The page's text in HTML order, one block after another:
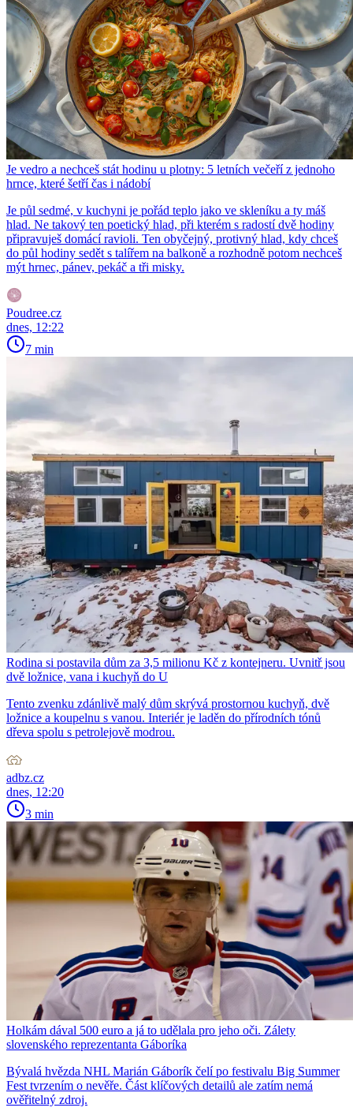
Je vedro a nechceš stát hodinu u plotny: 5 letních večeří z jednoho
hrnce, které šetří čas i nádobí
Je půl sedmé, v kuchyni je pořád teplo jako ve skleníku a ty máš
hlad. Ne takový ten poetický hlad, při kterém s radostí dvě hodiny
připravuješ domácí ravioli. Ten obyčejný, protivný hlad, kdy chceš
do půl hodiny sedět s talířem na balkoně a rozhodně potom nechceš
mýt hrnec, pánev, pekáč a tři misky.
Poudree.cz
dnes, 12:22
7 min
Rodina si postavila dům za 3,5 milionu Kč z kontejneru. Uvnitř jsou
dvě ložnice, vana i kuchyň do U
Tento zvenku zdánlivě malý dům skrývá prostornou kuchyň, dvě
ložnice a koupelnu s vanou. Interiér je laděn do přírodních tónů
dřeva spolu s petrolejově modrou.
adbz.cz
dnes, 12:20
3 min
Holkám dával 500 euro a já to udělala pro jeho oči. Zálety
slovenského reprezentanta Gáboríka
Bývalá hvězda NHL Marián Gáborík čelí po festivalu Big Summer
Fest tvrzením o nevěře. Část klíčových detailů ale zatím nemá
ověřitelný zdroj.